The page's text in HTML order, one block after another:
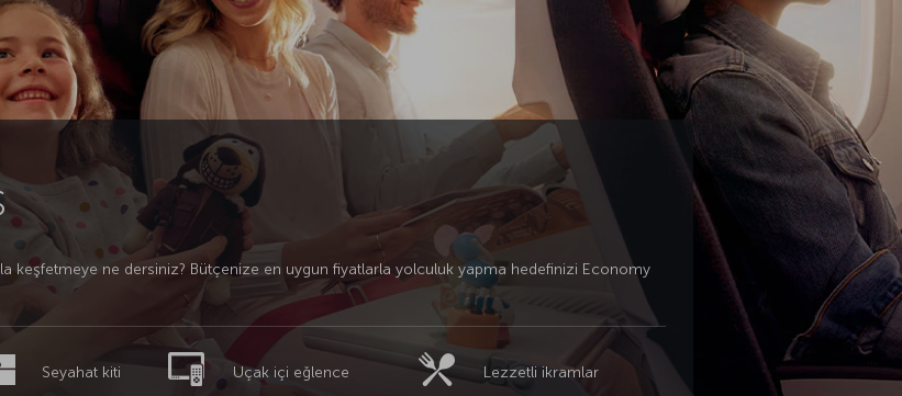
keşfetmeye ne dersiniz? Bütçenize en uygun fiyatlarla yolculuk yapma hedefinizi Economy
Seyahat kiti Uçak içi eğlence Lezzetli ikramlar